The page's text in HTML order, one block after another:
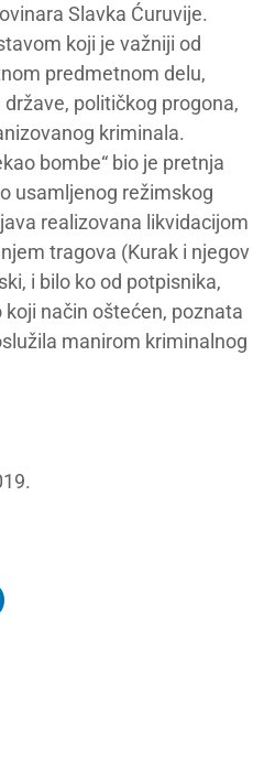
Slavka Ćuruvije.
koji je važniji od
predmetnom delu,
političkog progona,
kriminala.
bombe“ bio je pretnja
usamljenog režimskog
realizovana likvidacijom
tragova (Kurak i njegov
i bilo ko od potpisnika,
način oštećen, poznata
manirom kriminalnog